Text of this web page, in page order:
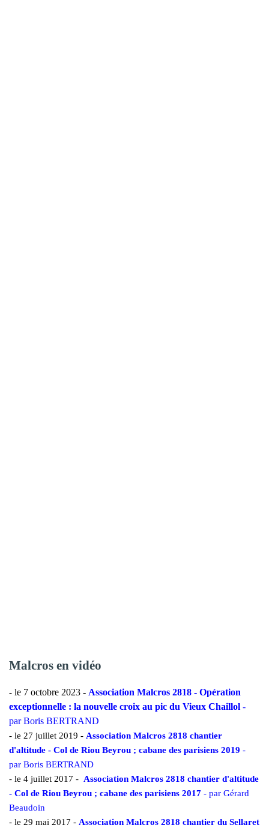
Malcros en vidéo
- le 7 octobre 2023 - Association Malcros 2818 - Opération
exceptionnelle : la nouvelle croix au pic du Vieux Chaillol -
par Boris BERTRAND
- le 27 juillet 2019 - Association Malcros 2818 chantier
d'altitude - Col de Riou Beyrou ; cabane des parisiens 2019 -
par Boris BERTRAND
- le 4 juillet 2017 - Association Malcros 2818 chantier d'altitude
- Col de Riou Beyrou ; cabane des parisiens 2017 - par Gérard
Beaudoin
- le 29 mai 2017 - Association Malcros 2818 chantier du Sellaret